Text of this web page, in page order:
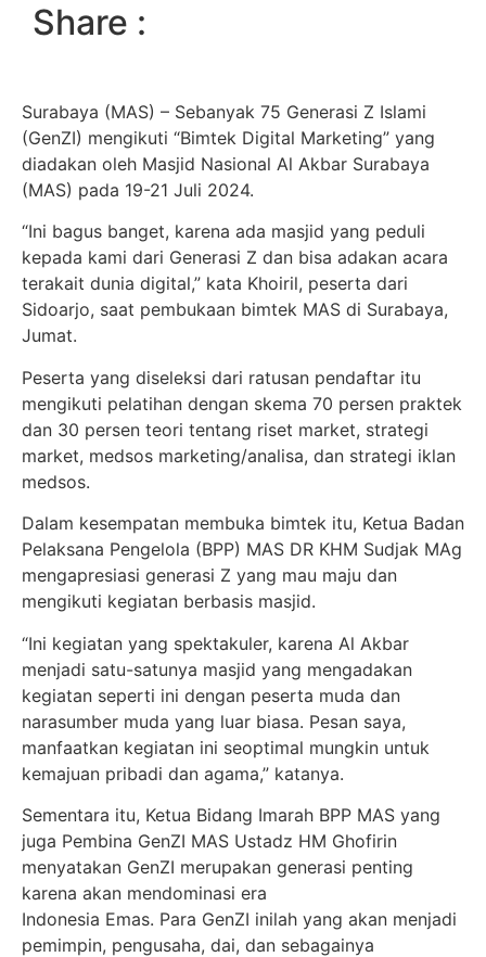
Share :
Surabaya (MAS) – Sebanyak 75 Generasi Z Islami
(GenZI) mengikuti “Bimtek Digital Marketing” yang
diadakan oleh Masjid Nasional Al Akbar Surabaya
(MAS) pada 19-21 Juli 2024.
“Ini bagus banget, karena ada masjid yang peduli
kepada kami dari Generasi Z dan bisa adakan acara
terakait dunia digital,” kata Khoiril, peserta dari
Sidoarjo, saat pembukaan bimtek MAS di Surabaya,
Jumat.
Peserta yang diseleksi dari ratusan pendaftar itu
mengikuti pelatihan dengan skema 70 persen praktek
dan 30 persen teori tentang riset market, strategi
market, medsos marketing/analisa, dan strategi iklan
medsos.
Dalam kesempatan membuka bimtek itu, Ketua Badan
Pelaksana Pengelola (BPP) MAS DR KHM Sudjak MAg
mengapresiasi generasi Z yang mau maju dan
mengikuti kegiatan berbasis masjid.
“Ini kegiatan yang spektakuler, karena Al Akbar
menjadi satu-satunya masjid yang mengadakan
kegiatan seperti ini dengan peserta muda dan
narasumber muda yang luar biasa. Pesan saya,
manfaatkan kegiatan ini seoptimal mungkin untuk
kemajuan pribadi dan agama,” katanya.
Sementara itu, Ketua Bidang Imarah BPP MAS yang
juga Pembina GenZI MAS Ustadz HM Ghofirin
menyatakan GenZI merupakan generasi penting
karena akan mendominasi era
Indonesia Emas. Para GenZI inilah yang akan menjadi
pemimpin, pengusaha, dai, dan sebagainya